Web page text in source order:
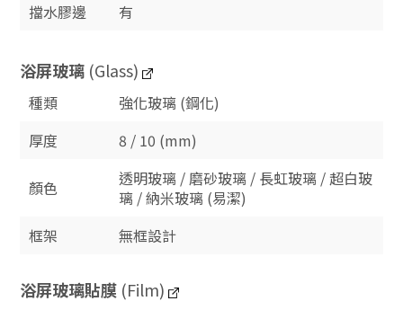
擋水膠邊
有
浴屏玻璃 (Glass)
種類
強化玻璃 (鋼化)
厚度
8 / 10 (mm)
顏色
透明玻璃 / 磨砂玻璃 / 長虹玻璃 / 超白玻
璃 / 納米玻璃 (易潔)
框架
無框設計
浴屏玻璃貼膜 (Film)